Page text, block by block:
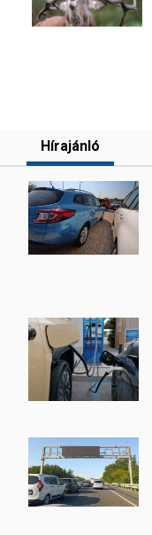
Hírajánló